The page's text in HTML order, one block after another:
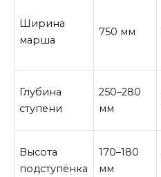
Ширина
марша
750 мм
Глубина
ступени
250–280
мм
Высота
подступёнка
170–180
мм